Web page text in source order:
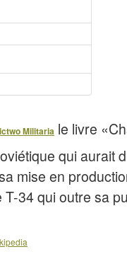
Militaria le livre
qui aurait
mise en
34 qui outre sa